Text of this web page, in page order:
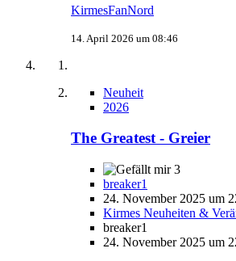
KirmesFanNord
14. April 2026 um 08:46
Neuheit
2026
The Greatest - Greier
3
breaker1
24. November 2025 um
Kirmes Neuheiten &
breaker1
24. November 2025 um